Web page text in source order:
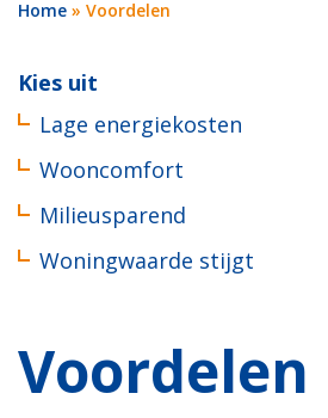
Home » Voordelen
Kies uit
Lage energiekosten
Wooncomfort
Milieusparend
Woningwaarde stijgt
Voordelen